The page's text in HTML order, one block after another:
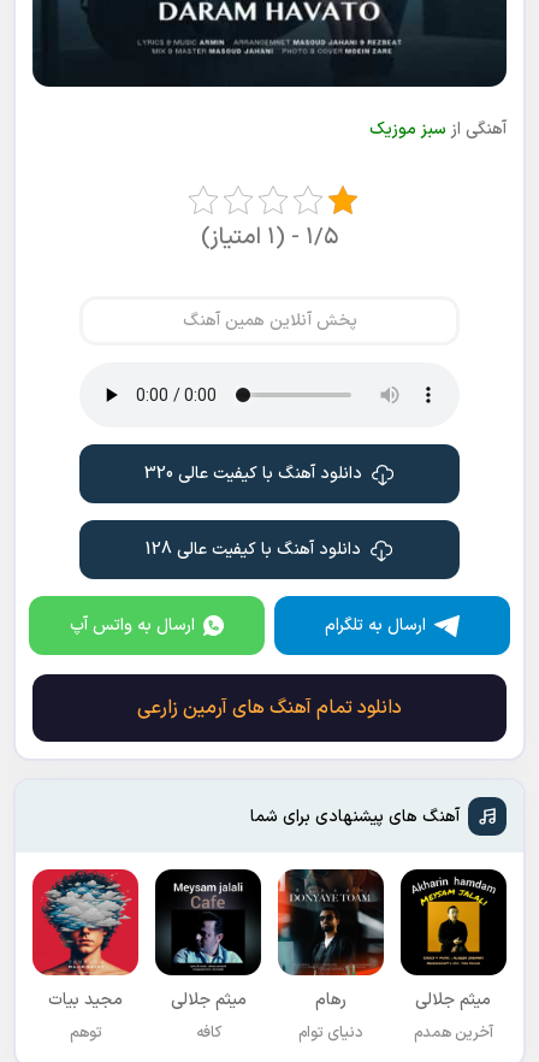
آهنگی از سبز موزیک
۱/۵ - (۱ امتیاز)
پخش آنلاین همین آهنگ
دانلود آهنگ با کیفیت عالی 320
دانلود آهنگ با کیفیت عالی 128
ارسال به تلگرام ارسال به واتس آپ
دانلود تمام آهنگ های آرمین زارعی
آهنگ های پیشنهادی برای شما
میثم جلالی
آخرین همدم
رهام
دنیای توام
میثم جلالی
کافه
مجید بیات
توهم